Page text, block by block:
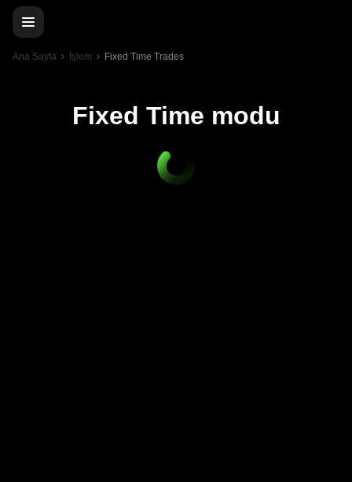
Ana Sayfa İşlem Fixed Time Trades
Fixed Time modu